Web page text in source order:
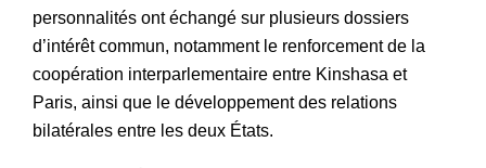
personnalités ont échangé sur plusieurs dossiers
d’intérêt commun, notamment le renforcement de la
coopération interparlementaire entre Kinshasa et
Paris, ainsi que le développement des relations
bilatérales entre les deux États.